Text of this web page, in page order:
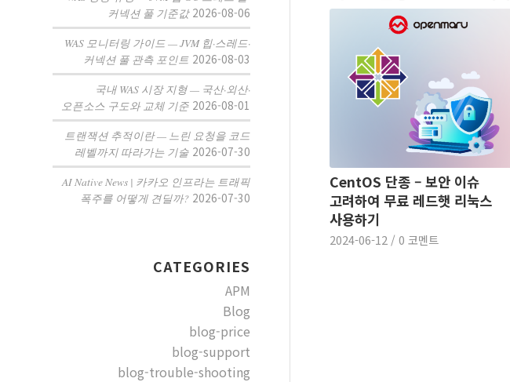
CentOS 단종 – 보안 이슈
고려하여 무료 레드햇 리눅스
사용하기
2024-06-12 / 0 코멘트
커넥션 풀 기준값 2026-08-06
WAS 모니터링 가이드 — JVM 힙·스레드·
커넥션 풀 관측 포인트 2026-08-03
국내 WAS 시장 지형 — 국산·외산·
오픈소스 구도와 교체 기준 2026-08-01
트랜잭션 추적이란 — 느린 요청을 코드
레벨까지 따라가는 기술 2026-07-30
AI Native News | 카카오 인프라는 트래픽
폭주를 어떻게 견딜까? 2026-07-30
CATEGORIES
APM
Blog
blog-price
blog-support
blog-trouble-shooting